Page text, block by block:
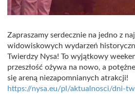
Zapraszamy serdecznie na jedno z
widowiskowych wydarzeń
Twierdzy Nysa! To wyjątkowy
przeszłość ożywa na nowo, a
się areną niezapomnianych atrakcji!
https://nysa.eu/pl/aktualnosci/dni-